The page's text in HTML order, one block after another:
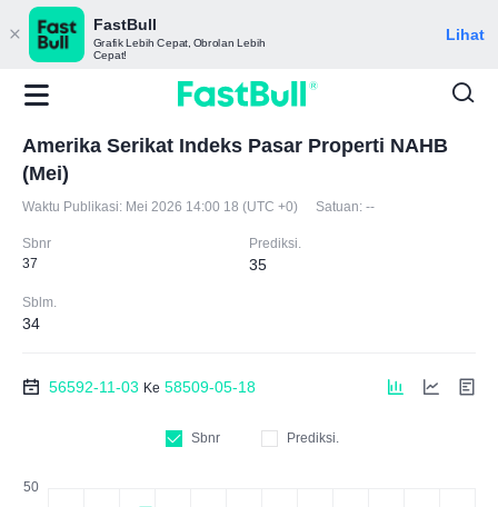
FastBull
Grafik Lebih Cepat, Obrolan Lebih
Cepat!
Lihat
Amerika Serikat Indeks Pasar Properti NAHB
(Mei)
Waktu Publikasi: Mei 2026 14:00 18 (UTC +0) Satuan: --
Sbnr
37
Prediksi.
35
Sblm.
34
56592-11-03 Ke 58509-05-18
Sbnr Prediksi.